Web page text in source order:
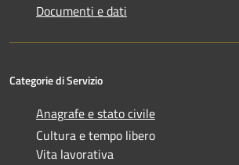
Documenti e dati
Categorie di Servizio
Anagrafe e stato civile
Cultura e tempo libero
Vita lavorativa